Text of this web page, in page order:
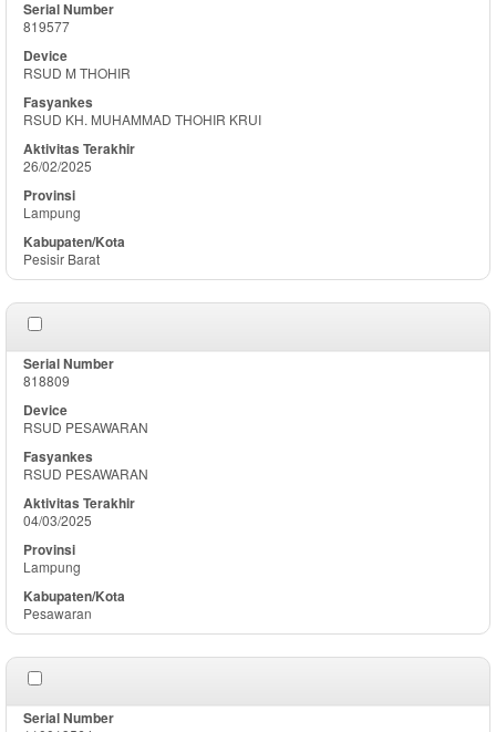
819577
RSUD M THOHIR
RSUD KH. MUHAMMAD THOHIR KRUI
26/02/2025
Lampung
Pesisir Barat
818809
RSUD PESAWARAN
RSUD PESAWARAN
04/03/2025
Lampung
Pesawaran